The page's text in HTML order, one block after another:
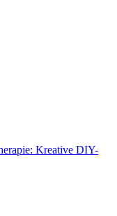
Kreative DIY-